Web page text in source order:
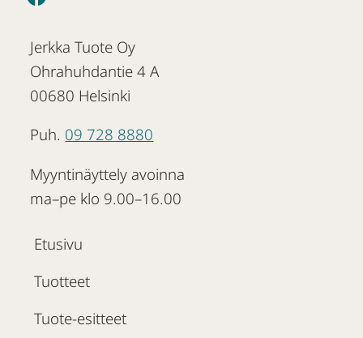
Jerkka Tuote Oy
Ohrahuhdantie 4 A
00680 Helsinki
Puh. 09 728 8880
Myyntinäyttely avoinna
ma–pe klo 9.00–16.00
Etusivu
Tuotteet
Tuote-esitteet